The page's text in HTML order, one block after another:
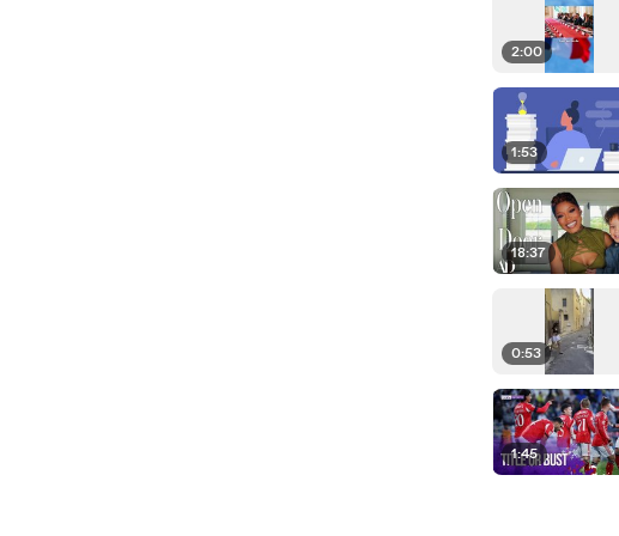
2:00
1:53
18:37
0:53
1:45